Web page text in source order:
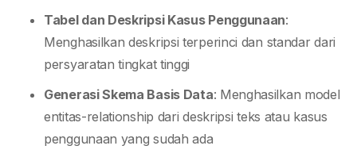
Tabel dan Deskripsi Kasus Penggunaan:
Menghasilkan deskripsi terperinci dan standar dari
persyaratan tingkat tinggi
Generasi Skema Basis Data: Menghasilkan model
entitas-relationship dari deskripsi teks atau kasus
penggunaan yang sudah ada